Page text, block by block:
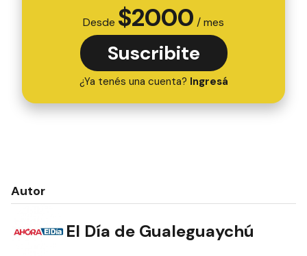
Desde $2000 / mes
Suscribite
¿Ya tenés una cuenta? Ingresá
Autor
El Día de Gualeguaychú